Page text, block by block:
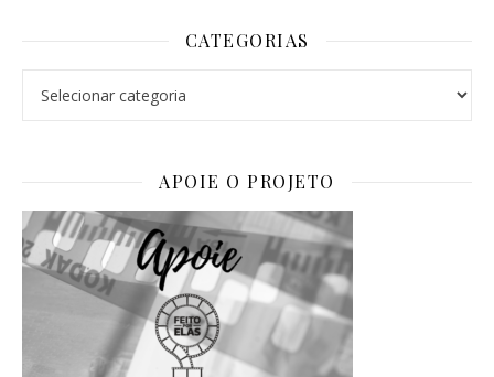
CATEGORIAS
APOIE O PROJETO